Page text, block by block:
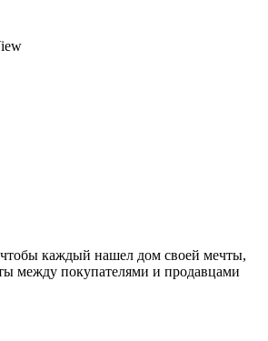
каждый нашел дом своей мечты,
между покупателями и продавцами